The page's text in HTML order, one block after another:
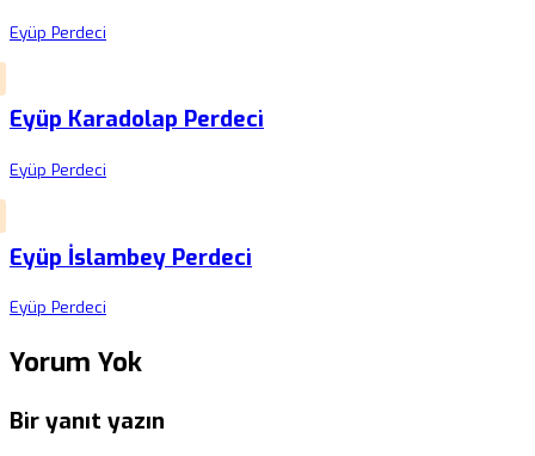
Eyüp Perdeci
Eyüp Karadolap Perdeci
Eyüp Perdeci
Eyüp İslambey Perdeci
Eyüp Perdeci
Yorum Yok
Bir yanıt yazın